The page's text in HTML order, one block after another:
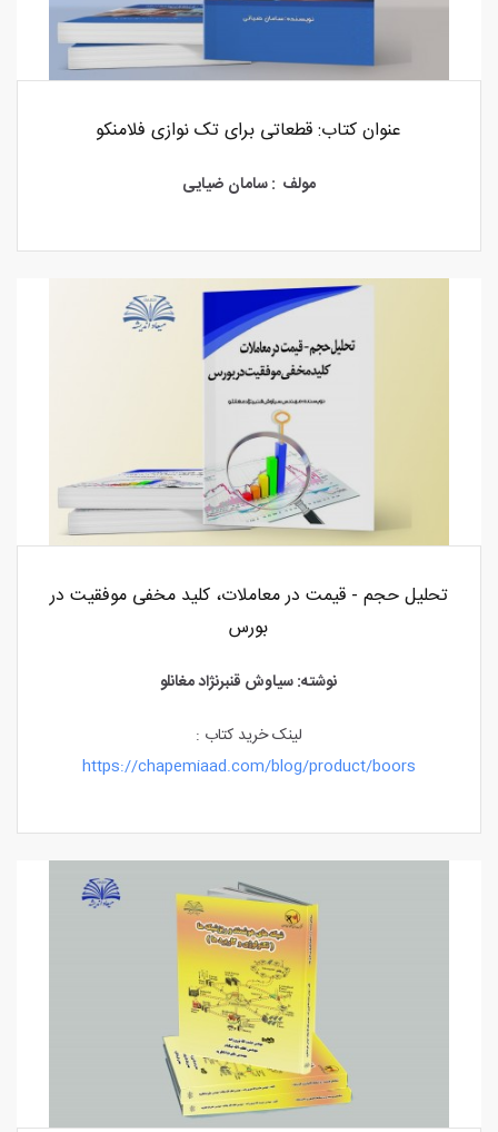
عنوان کتاب: قطعاتی برای تک نوازی فلامنکو
مولف : سامان ضیایی
تحلیل حجم - قیمت در معاملات، کلید مخفی موفقیت در
بورس
نوشته: سیاوش قنبرنژاد مغانلو
لینک خرید کتاب :
https://chapemiaad.com/blog/product/boors